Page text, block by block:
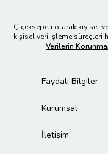
Çiçeksepeti olarak kişisel
kişisel veri işleme süreçleri
Verilerin
Faydalı Bilgiler
Kurumsal
İletişim